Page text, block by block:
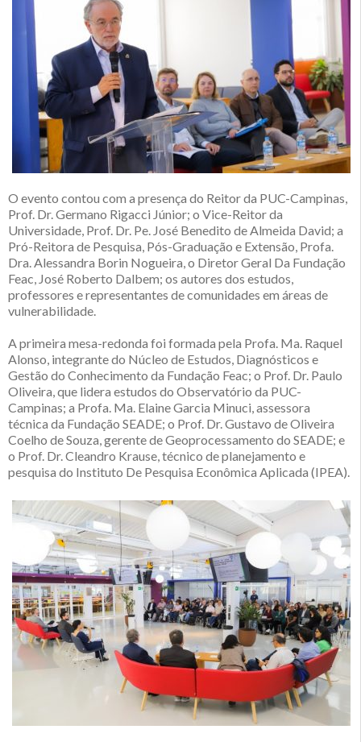
O evento contou com a presença do Reitor da PUC-Campinas,
Prof. Dr. Germano Rigacci Júnior; o Vice-Reitor da
Universidade, Prof. Dr. Pe. José Benedito de Almeida David; a
Pró-Reitora de Pesquisa, Pós-Graduação e Extensão, Profa.
Dra. Alessandra Borin Nogueira, o Diretor Geral Da Fundação
Feac, José Roberto Dalbem; os autores dos estudos,
professores e representantes de comunidades em áreas de
vulnerabilidade.
A primeira mesa-redonda foi formada pela Profa. Ma. Raquel
Alonso, integrante do Núcleo de Estudos, Diagnósticos e
Gestão do Conhecimento da Fundação Feac; o Prof. Dr. Paulo
Oliveira, que lidera estudos do Observatório da PUC-
Campinas; a Profa. Ma. Elaine Garcia Minuci, assessora
técnica da Fundação SEADE; o Prof. Dr. Gustavo de Oliveira
Coelho de Souza, gerente de Geoprocessamento do SEADE; e
o Prof. Dr. Cleandro Krause, técnico de planejamento e
pesquisa do Instituto De Pesquisa Econômica Aplicada (IPEA).